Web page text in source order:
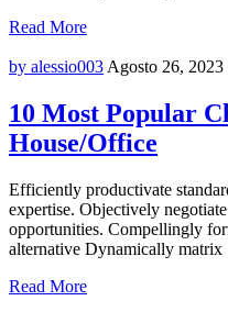
Read More
by alessio003 Agosto 26, 2023
10 Most Popular
House/Office
Efficiently productivate
expertise. Objectively
opportunities. Compellingly
alternative Dynamically matrix
Read More